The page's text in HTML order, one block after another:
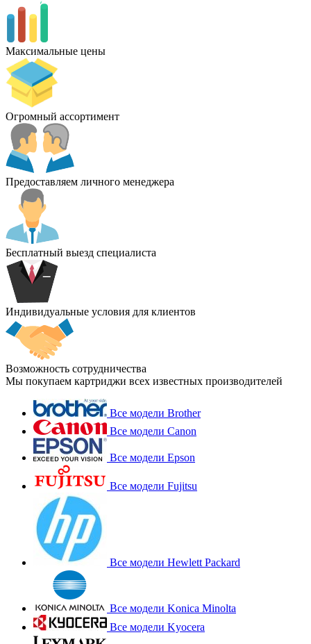
Максимальные цены
Огромный ассортимент
Предоставляем личного менеджера
Бесплатный выезд специалиста
Индивидуальные условия для клиентов
Возможность сотрудничества
Мы покупаем картриджи всех известных производителей
Все модели Brother
Все модели Canon
Все модели Epson
Все модели Fujitsu
Все модели Hewlett Packard
Все модели Konica Minolta
Все модели Kyocera